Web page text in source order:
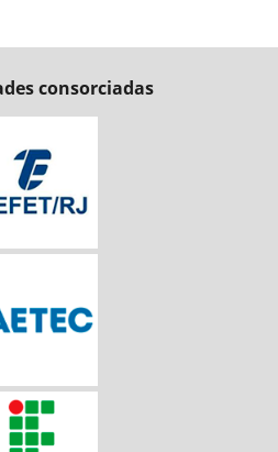
consorciadas